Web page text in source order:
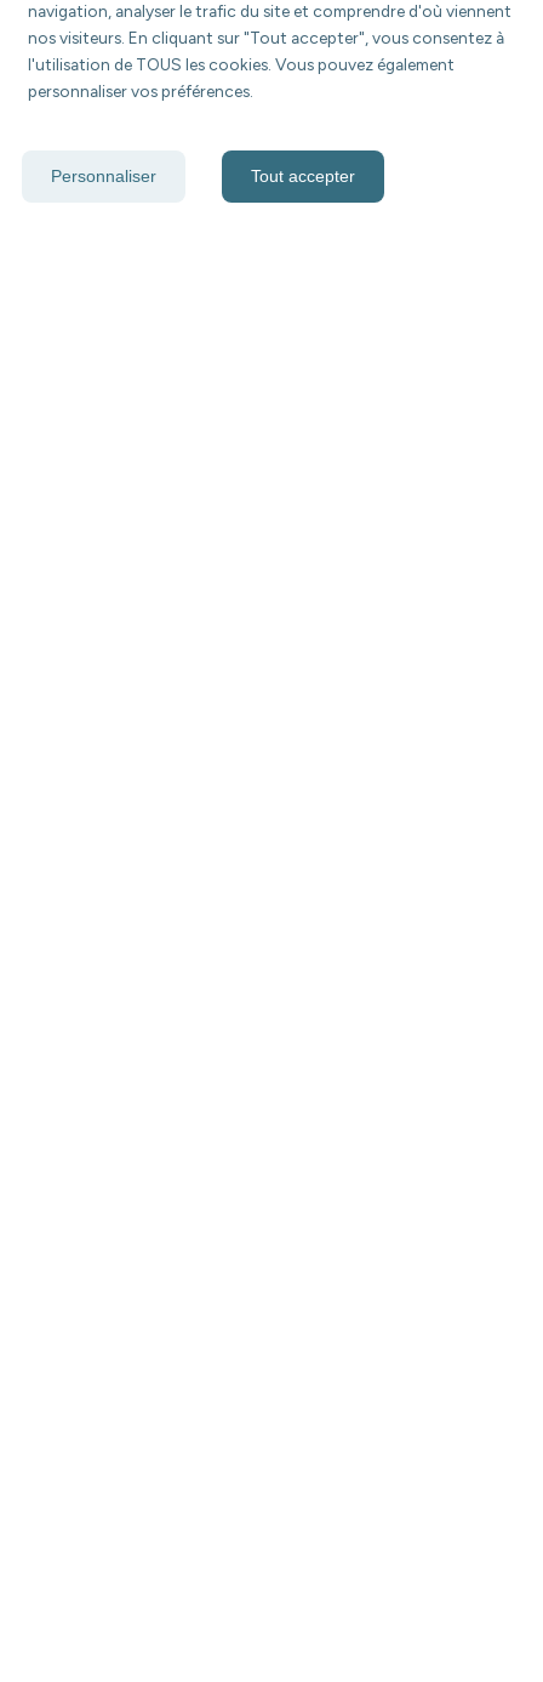
navigation, analyser le trafic du site et comprendre d'où viennent
nos visiteurs. En cliquant sur "Tout accepter", vous consentez à
l'utilisation de TOUS les cookies. Vous pouvez également
personnaliser vos préférences.
Personnaliser Tout accepter